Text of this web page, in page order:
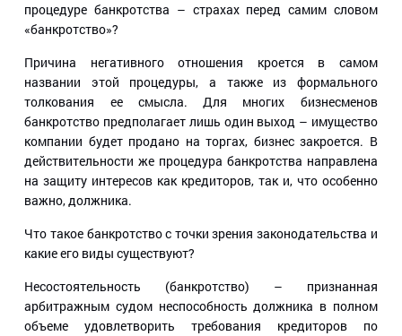
процедуре банкротства – страхах перед самим словом
«банкротство»?
Причина негативного отношения кроется в самом
названии этой процедуры, а также из формального
толкования ее смысла. Для многих бизнесменов
банкротство предполагает лишь один выход – имущество
компании будет продано на торгах, бизнес закроется. В
действительности же процедура банкротства направлена
на защиту интересов как кредиторов, так и, что особенно
важно, должника.
Что такое банкротство с точки зрения законодательства и
какие его виды существуют?
Несостоятельность (банкротство) – признанная
арбитражным судом неспособность должника в полном
объеме удовлетворить требования кредиторов по